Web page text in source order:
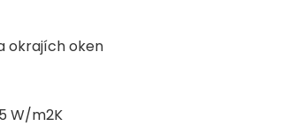
okrajích oken
W/m2K